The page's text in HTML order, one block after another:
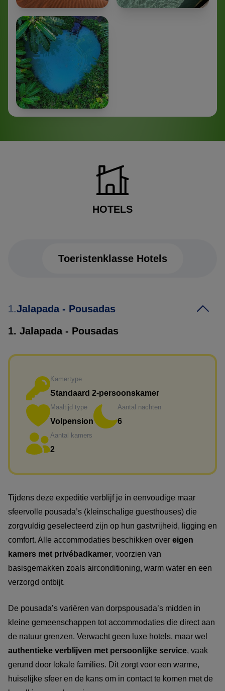
HOTELS
Toeristenklasse Hotels
1.Jalapada - Pousadas
1. Jalapada - Pousadas
Kamertype
Standaard 2-persoonskamer
Maaltijd type
Volpension
Aantal nachten
6
Aantal kamers
2
Tijdens deze expeditie verblijf je in eenvoudige maar
sfeervolle pousada’s (kleinschalige guesthouses) die
zorgvuldig geselecteerd zijn op hun gastvrijheid, ligging en
comfort. Alle accommodaties beschikken over eigen
kamers met privébadkamer, voorzien van
basisgemakken zoals airconditioning, warm water en een
verzorgd ontbijt.
De pousada’s variëren van dorpspousada’s midden in
kleine gemeenschappen tot accommodaties die direct aan
de natuur grenzen. Verwacht geen luxe hotels, maar wel
authentieke verblijven met persoonlijke service, vaak
gerund door lokale families. Dit zorgt voor een warme,
huiselijke sfeer en de kans om in contact te komen met de